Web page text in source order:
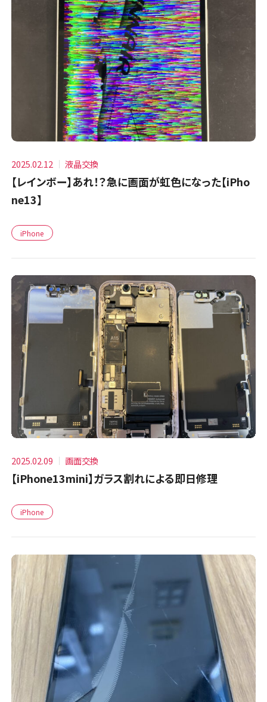
2025.02.12 液晶交換
【レインボー】あれ！？急に画面が虹色になった【iPho
ne13】
iPhone
2025.02.09 画面交換
【iPhone13mini】ガラス割れによる即日修理
iPhone